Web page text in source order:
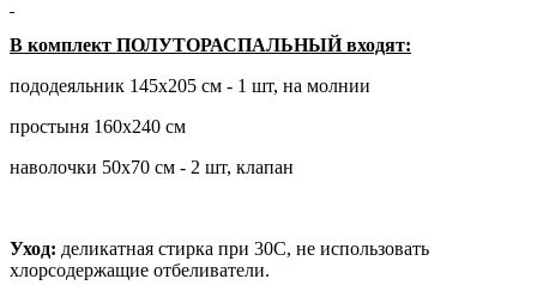
В комплект ПОЛУТОРАСПАЛЬНЫЙ входят:
пододеяльник 145х205 см - 1 шт, на молнии
простыня 160х240 см
наволочки 50х70 см - 2 шт, клапан
Уход: деликатная стирка при 30С, не использовать
хлорсодержащие отбеливатели.